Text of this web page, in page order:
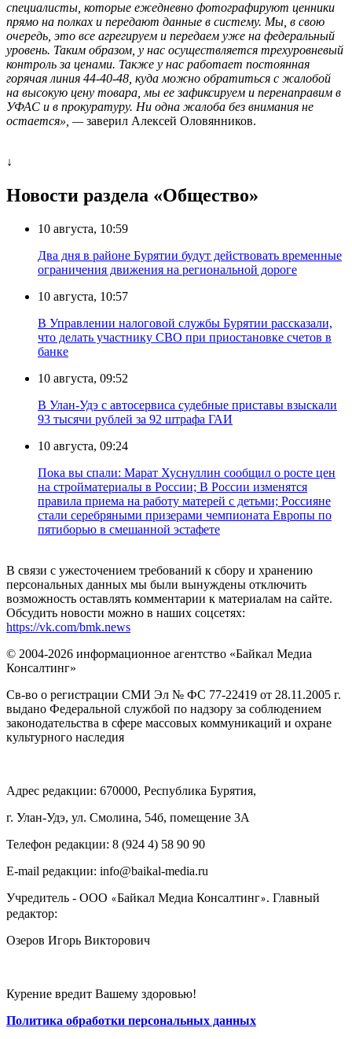
специалисты, которые ежедневно фотографируют ценники
прямо на полках и передают данные в систему. Мы, в свою
очередь, это все агрегируем и передаем уже на федеральный
уровень. Таким образом, у нас осуществляется трехуровневый
контроль за ценами. Также у нас работает постоянная
горячая линия 44-40-48, куда можно обратиться с жалобой
на высокую цену товара, мы ее зафиксируем и перенаправим в
УФАС и в прокуратуру. Ни одна жалоба без внимания не
остается», —заверил Алексей Оловянников.
↓
Новости раздела «Общество»
10 августа, 10:59
Два дня в районе Бурятии будут действовать временные
ограничения движения на региональной дороге
10 августа, 10:57
В Управлении налоговой службы Бурятии рассказали,
что делать участнику СВО при приостановке счетов в
банке
10 августа, 09:52
В Улан-Удэ с автосервиса судебные приставы взыскали
93 тысячи рублей за 92 штрафа ГАИ
10 августа, 09:24
Пока вы спали: Марат Хуснуллин сообщил о росте цен
на стройматериалы в России; В России изменятся
правила приема на работу матерей с детьми; Россияне
стали серебряными призерами чемпионата Европы по
пятиборью в смешанной эстафете
В связи с ужесточением требований к сбору и хранению
персональных данных мы были вынуждены отключить
возможность оставлять комментарии к материалам на сайте.
Обсудить новости можно в наших соцсетях:
https://vk.com/bmk.news
© 2004-2026 информационное агентство «Байкал Медиа
Консалтинг»
Св-во о регистрации СМИ Эл № ФС 77-22419 от 28.11.2005 г.
выдано Федеральной службой по надзору за соблюдением
законодательства в сфере массовых коммуникаций и охране
культурного наследия
Адрес редакции: 670000, Республика Бурятия,
г. Улан-Удэ, ул. Смолина, 54б, помещение 3А
Телефон редакции: ‎‎8 (924 4) 58 90 90
E-mail редакции: info@baikal-media.ru
Учредитель - ООО «Байкал Медиа Консалтинг». Главный
редактор:
Озеров Игорь Викторович
Курение вредит Вашему здоровью!
Политика обработки персональных данных